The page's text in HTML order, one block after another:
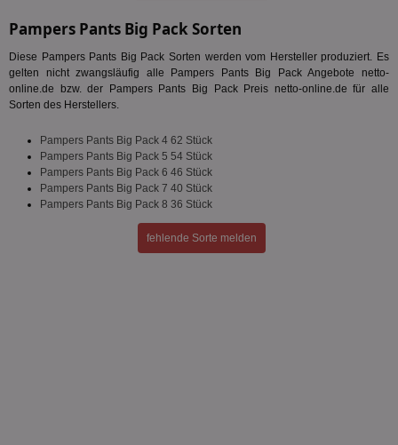
Pampers Pants Big Pack Sorten
Diese Pampers Pants Big Pack Sorten werden vom Hersteller produziert. Es
gelten nicht zwangsläufig alle Pampers Pants Big Pack Angebote netto-
online.de bzw. der Pampers Pants Big Pack Preis netto-online.de für alle
Sorten des Herstellers.
Pampers Pants Big Pack 4 62 Stück
Pampers Pants Big Pack 5 54 Stück
Pampers Pants Big Pack 6 46 Stück
Pampers Pants Big Pack 7 40 Stück
Pampers Pants Big Pack 8 36 Stück
fehlende Sorte melden